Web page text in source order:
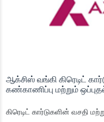
ஆக்சிஸ் வங்கி கிரெடிட்
கண்காணிப்பு மற்றும்
கிரெடிட் கார்டுகளின் வசதி